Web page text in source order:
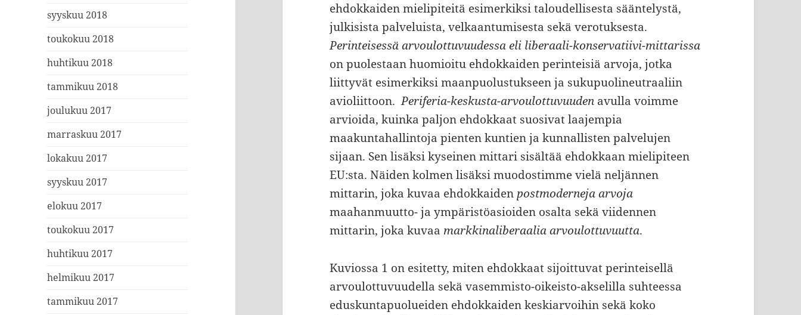
syyskuu 2018
toukokuu 2018
huhtikuu 2018
tammikuu 2018
joulukuu 2017
marraskuu 2017
lokakuu 2017
syyskuu 2017
elokuu 2017
toukokuu 2017
huhtikuu 2017
helmikuu 2017
tammikuu 2017
ehdokkaiden mielipiteitä esimerkiksi taloudellisesta sääntelystä,
julkisista palveluista, velkaantumisesta sekä verotuksesta.
Perinteisessä arvoulottuvuudessa eli liberaali-konservatiivi-mittarissa
on puolestaan huomioitu ehdokkaiden perinteisiä arvoja, jotka
liittyvät esimerkiksi maanpuolustukseen ja sukupuolineutraaliin
avioliittoon.Periferia-keskusta-arvoulottuvuuden avulla voimme
arvioida, kuinka paljon ehdokkaat suosivat laajempia
maakuntahallintoja pienten kuntien ja kunnallisten palvelujen
sijaan. Sen lisäksi kyseinen mittari sisältää ehdokkaan mielipiteen
EU:sta. Näiden kolmen lisäksi muodostimme vielä neljännen
mittarin, joka kuvaa ehdokkaiden postmoderneja arvoja
maahanmuutto- ja ympäristöasioiden osalta sekä viidennen
mittarin, joka kuvaa markkinaliberaalia arvoulottuvuutta.
Kuviossa 1 on esitetty, miten ehdokkaat sijoittuvat perinteisellä
arvoulottuvuudella sekä vasemmisto-oikeisto-akselilla suhteessa
eduskuntapuolueiden ehdokkaiden keskiarvoihin sekä koko